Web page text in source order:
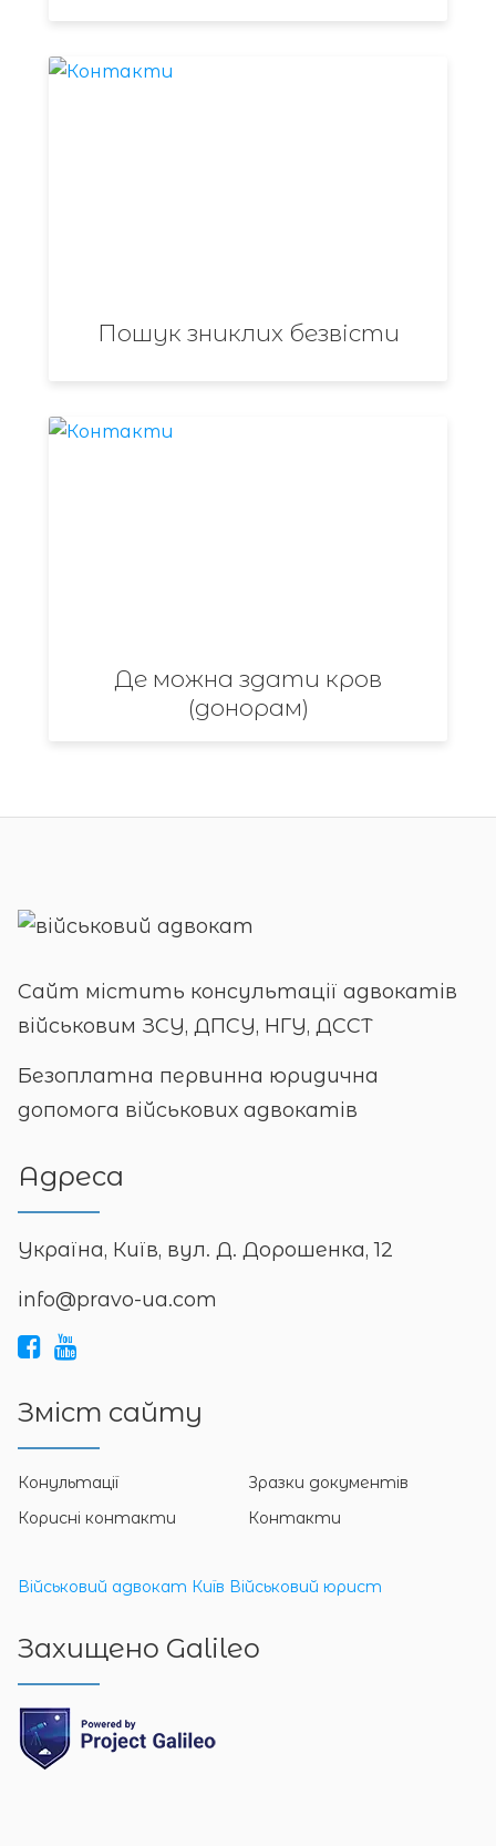
Пошук зниклих безвісти
Де можна здати кров
(донорам)
Сайт містить консультації адвокатів
військовим ЗСУ, ДПСУ, НГУ, ДССТ
Безоплатна первинна юридична
допомога військових адвокатів
Адреса
Україна, Київ, вул. Д. Дорошенка, 12
info@pravo-ua.com
Зміст сайту
Конультації
Зразки документів
Корисні контакти
Контакти
Військовий адвокат Київ Військовий юрист
Захищено Galileo